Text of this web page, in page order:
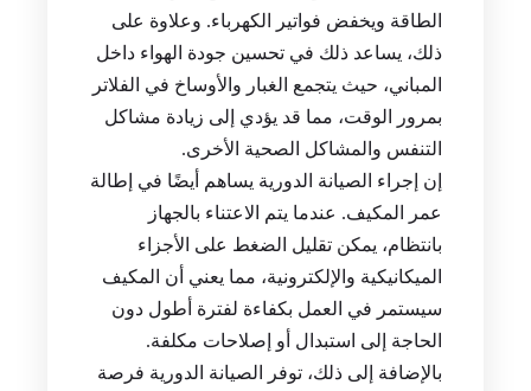
الطاقة ويخفض فواتير الكهرباء. وعلاوة على
ذلك، يساعد ذلك في تحسين جودة الهواء داخل
المباني، حيث يتجمع الغبار والأوساخ في الفلاتر
بمرور الوقت، مما قد يؤدي إلى زيادة مشاكل
التنفس والمشاكل الصحية الأخرى.
إن إجراء الصيانة الدورية يساهم أيضًا في إطالة
عمر المكيف. عندما يتم الاعتناء بالجهاز
بانتظام، يمكن تقليل الضغط على الأجزاء
الميكانيكية والإلكترونية، مما يعني أن المكيف
سيستمر في العمل بكفاءة لفترة أطول دون
الحاجة إلى استبدال أو إصلاحات مكلفة.
بالإضافة إلى ذلك، توفر الصيانة الدورية فرصة